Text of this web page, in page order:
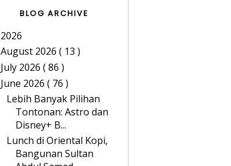
BLOG ARCHIVE
2026
August 2026 ( 13 )
July 2026 ( 86 )
June 2026 ( 76 )
Lebih Banyak Pilihan
Tontonan: Astro dan
Disney+ B...
Lunch di Oriental Kopi,
Bangunan Sultan